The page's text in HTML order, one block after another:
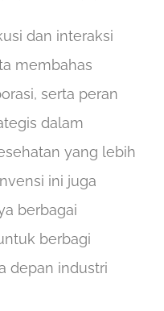
dan interaksi
membahas
serta peran
dalam
yang lebih
ini juga
berbagai
berbagi
depan industri